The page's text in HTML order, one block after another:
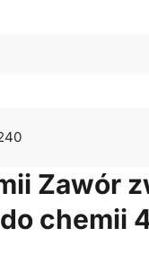
Zawór
chemii